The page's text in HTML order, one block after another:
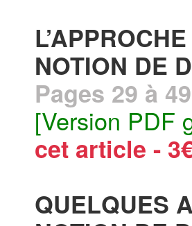
NOTION DE
Pages 29 à 49
[Version PDF
cet article -
QUELQUES